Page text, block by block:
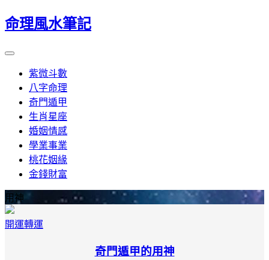
命理風水筆記
紫微斗數
八字命理
奇門遁甲
生肖星座
婚姻情感
學業事業
桃花姻緣
金錢財富
用神
開運轉運
奇門遁甲的用神